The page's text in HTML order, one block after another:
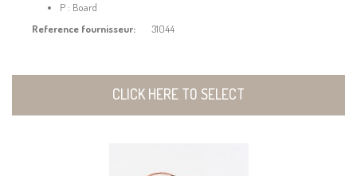
P : Board
Reference fournisseur:
31044
CLICK HERE TO SELECT